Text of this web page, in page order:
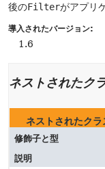
後のFilterがアプリ
導入されたバージョン:
1.6
ネストされたク
ネストされたクラ
修飾子と型
説明